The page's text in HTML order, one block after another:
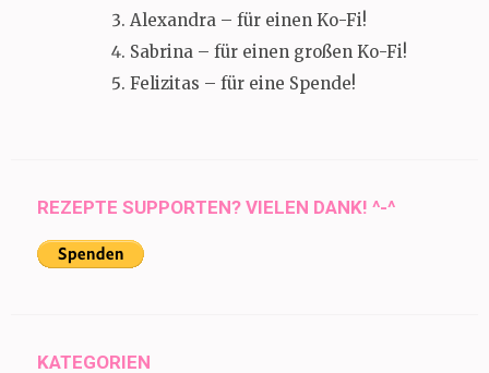
Alexandra – für einen Ko-Fi!
Sabrina – für einen großen Ko-Fi!
Felizitas – für eine Spende!
REZEPTE SUPPORTEN? VIELEN DANK! ^-^
KATEGORIEN